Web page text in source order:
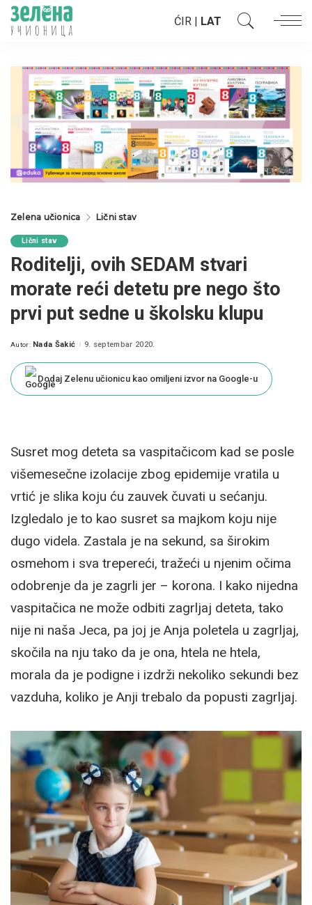
ĆIR | LAT
Zelena učionica Lični stav
Lični stav
Roditelji, ovih SEDAM stvari
morate reći detetu pre nego što
prvi put sedne u školsku klupu
Posted
Autor: Nada Šakić 9. septembar 2020.
Dodaj Zelenu učionicu kao omiljeni izvor na Google-u
Susret mog deteta sa vaspitačicom kad se posle
višemesečne izolacije zbog epidemije vratila u
vrtić je slika koju ću zauvek čuvati u sećanju.
Izgledalo je to kao susret sa majkom koju nije
dugo videla. Zastala je na sekund, sa širokim
osmehom i sva trepereći, tražeći u njenim očima
odobrenje da je zagrli jer – korona. I kako nijedna
vaspitačica ne može odbiti zagrljaj deteta, tako
nije ni naša Jeca, pa joj je Anja poletela u zagrljaj,
skočila na nju tako da je ona, htela ne htela,
morala da je podigne i izdrži nekoliko sekundi bez
vazduha, koliko je Anji trebalo da popusti zagrljaj.